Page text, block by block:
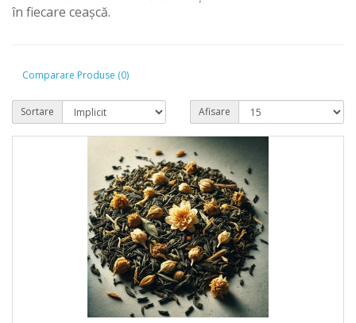
în fiecare ceașcă.
Comparare Produse (0)
Sortare Afisare